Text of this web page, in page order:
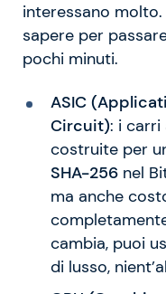
interessano
sapere per
pochi minuti.
ASIC
Circuit): i carri
costruite per
SHA-256nel
ma anche
cambia, puoi
di lusso,